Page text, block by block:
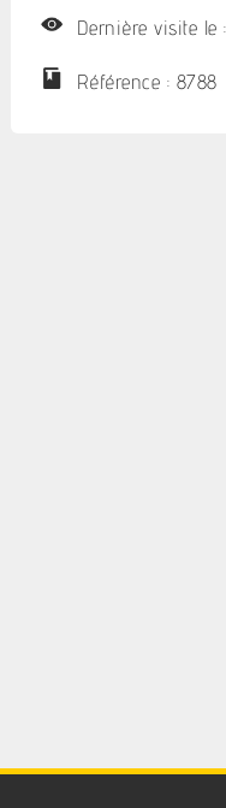
Dernière visite le
Référence : 8788